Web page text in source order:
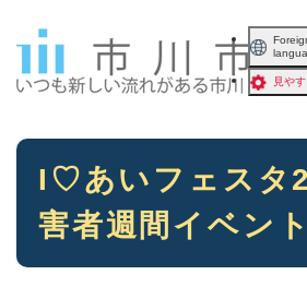
見や
本
I♡あいフェスタ
害者週間イベント